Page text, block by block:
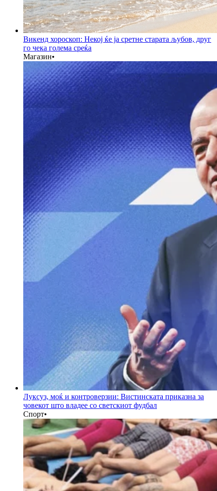
Викенд хороскоп: Некој ќе ја сретне старата љубов, друг
го чека голема среќа
Магазин•
Луксуз, моќ и контроверзии: Вистинската приказна за
човекот што владее со светскиот фудбал
Спорт•